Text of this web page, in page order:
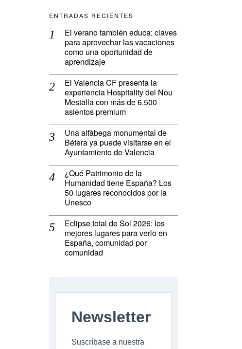
ENTRADAS RECIENTES
El verano también educa: claves
para aprovechar las vacaciones
como una oportunidad de
aprendizaje
El Valencia CF presenta la
experiencia Hospitality del Nou
Mestalla con más de 6.500
asientos premium
Una alfàbega monumental de
Bétera ya puede visitarse en el
Ayuntamiento de Valencia
¿Qué Patrimonio de la
Humanidad tiene España? Los
50 lugares reconocidos por la
Unesco
Eclipse total de Sol 2026: los
mejores lugares para verlo en
España, comunidad por
comunidad
Newsletter
Suscríbase a nuestra